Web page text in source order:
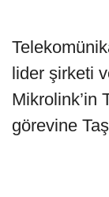
lider şirketi
Mikrolink’in
görevine